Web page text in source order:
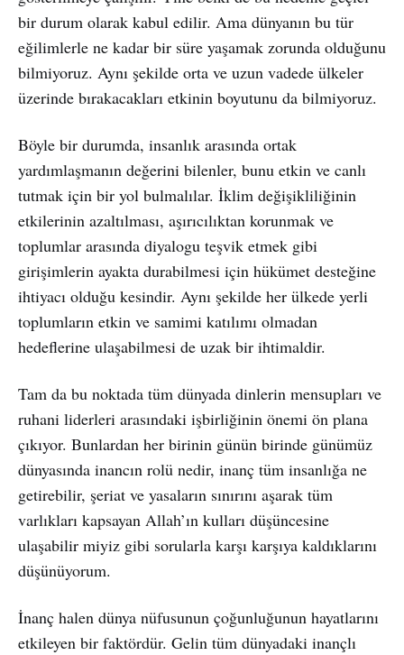
bir durum olarak kabul edilir. Ama dünyanın bu tür
eğilimlerle ne kadar bir süre yaşamak zorunda olduğunu
bilmiyoruz. Aynı şekilde orta ve uzun vadede ülkeler
üzerinde bırakacakları etkinin boyutunu da bilmiyoruz.
Böyle bir durumda, insanlık arasında ortak
yardımlaşmanın değerini bilenler, bunu etkin ve canlı
tutmak için bir yol bulmalılar. İklim değişikliliğinin
etkilerinin azaltılması, aşırıcılıktan korunmak ve
toplumlar arasında diyalogu teşvik etmek gibi
girişimlerin ayakta durabilmesi için hükümet desteğine
ihtiyacı olduğu kesindir. Aynı şekilde her ülkede yerli
toplumların etkin ve samimi katılımı olmadan
hedeflerine ulaşabilmesi de uzak bir ihtimaldir.
Tam da bu noktada tüm dünyada dinlerin mensupları ve
ruhani liderleri arasındaki işbirliğinin önemi ön plana
çıkıyor. Bunlardan her birinin günün birinde günümüz
dünyasında inancın rolü nedir, inanç tüm insanlığa ne
getirebilir, şeriat ve yasaların sınırını aşarak tüm
varlıkları kapsayan Allah’ın kulları düşüncesine
ulaşabilir miyiz gibi sorularla karşı karşıya kaldıklarını
düşünüyorum.
İnanç halen dünya nüfusunun çoğunluğunun hayatlarını
etkileyen bir faktördür. Gelin tüm dünyadaki inançlı